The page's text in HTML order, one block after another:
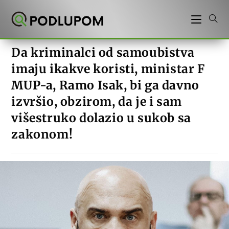
Da kriminalci od samoubistva
imaju ikakve koristi, ministar F
MUP-a, Ramo Isak, bi ga davno
izvršio, obzirom, da je i sam
višestruko dolazio u sukob sa
zakonom!